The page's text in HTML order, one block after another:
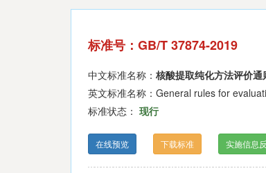
标准号：GB/T 37874-2019
中文标准名称： 核酸提取纯化方法评价通
英文标准名称：General rules for
标准状态： 现行
在线预览 下载标准 实施信息